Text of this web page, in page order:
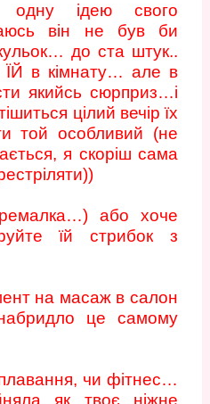
ідею свого
він не був би
до ста штук..
ЇЙ в кімнату… але в
якийсь сюрприз…і
цілий вечір їх
той особливий (не
я скоріш сама
або хоче
їй стрибок з
на масаж в салон
це самому
чи фітнес…
як твоє ніжне